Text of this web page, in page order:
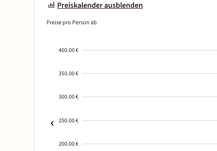
Preiskalender ausblenden
Preise pro Person ab
400.00 €
350.00 €
300.00 €
250.00 €
200.00 €